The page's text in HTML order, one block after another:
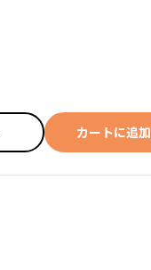
カートに追加